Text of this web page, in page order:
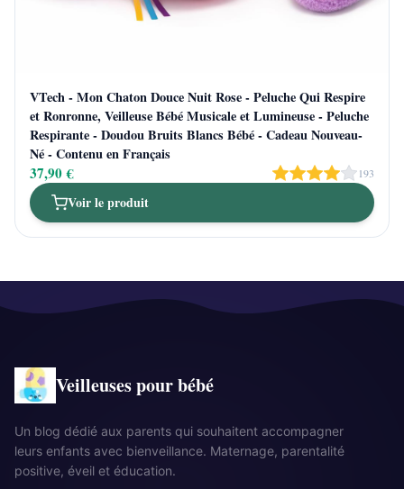
VTech - Mon Chaton Douce Nuit Rose - Peluche Qui Respire
et Ronronne, Veilleuse Bébé Musicale et Lumineuse - Peluche
Respirante - Doudou Bruits Blancs Bébé - Cadeau Nouveau-
Né - Contenu en Français
37,90 € 193
Voir le produit
Veilleuses pour bébé
Un blog dédié aux parents qui souhaitent accompagner
leurs enfants avec bienveillance. Maternage, parentalité
positive, éveil et éducation.